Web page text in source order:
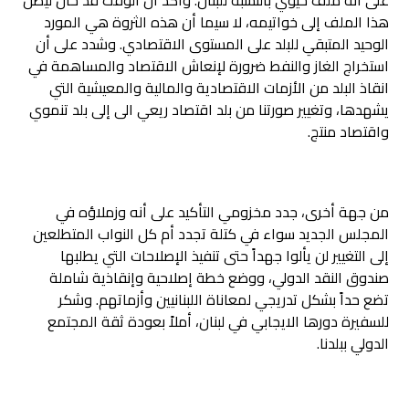
هذا الملف إلى خواتيمه، لا سيما أن هذه الثروة هي المورد
الوحيد المتبقي للبلد على المستوى الاقتصادي. وشدد على أن
استخراج الغاز والنفط ضرورة لإنعاش الاقتصاد والمساهمة في
انقاذ البلد من الأزمات الاقتصادية والمالية والمعيشية التي
يشهدها، وتغيير صورتنا من بلد اقتصاد ريعي الى إلى بلد تنموي
واقتصاد منتج.
من جهة أخرى، جدد مخزومي التأكيد على أنه وزملاؤه في
المجلس الجديد سواء في كتلة تجدد أم كل النواب المتطلعين
إلى التغيير لن يألوا جهداً حتى تنفيذ الإصلاحات التي يطلبها
صندوق النقد الدولي، ووضع خطة إصلاحية وإنقاذية شاملة
تضع حداً بشكل تدريجي لمعاناة اللبنانيين وأزماتهم. وشكر
للسفيرة دورها الايجابي في لبنان، أملاً بعودة ثقة المجتمع
الدولي ببلدنا.